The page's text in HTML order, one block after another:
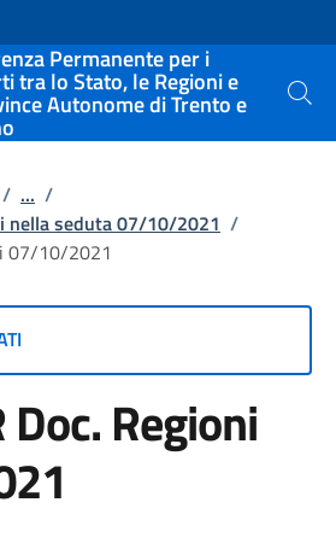
Permanente per i
tra lo Stato, le Regioni e
Autonome di Trento e Cerca
/ ... /
nella seduta 07/10/2021 /
07/10/2021
Doc. Regioni